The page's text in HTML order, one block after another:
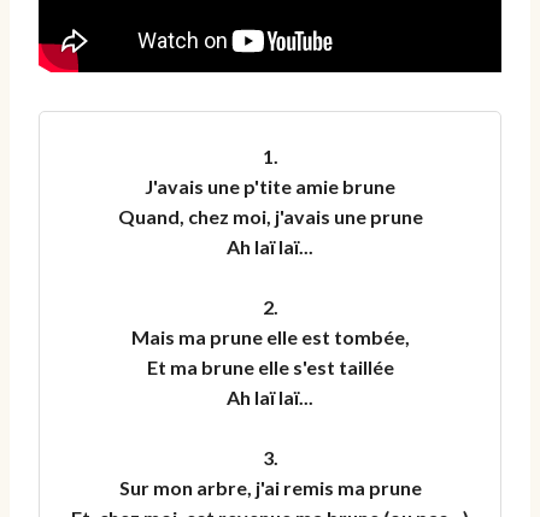
1.
J'avais une p'tite amie brune
Quand, chez moi, j'avais une prune
Ah laï laï...
2.
Mais ma prune elle est tombée,
Et ma brune elle s'est taillée
Ah laï laï...
3.
Sur mon arbre, j'ai remis ma prune